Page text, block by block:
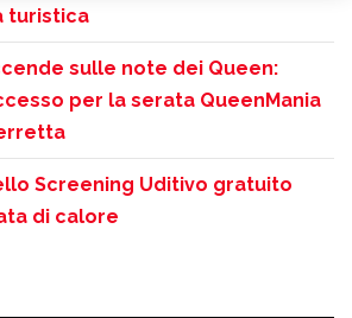
turistica
sulle note dei Queen:
per la serata QueenMania
Screening Uditivo gratuito
di calore